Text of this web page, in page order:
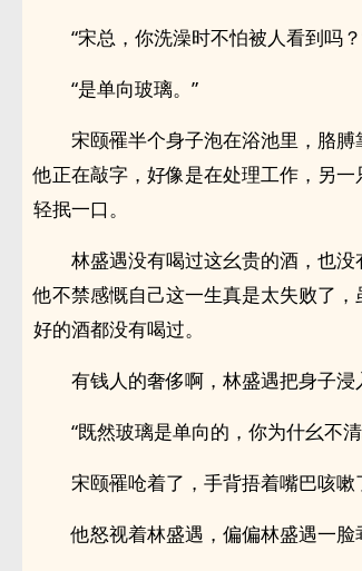
“宋总，你洗澡时不怕被人看到吗？
“是单向玻璃。”
宋颐罹半个身子泡在浴池里，胳
他正在敲字，好像是在处理工作，另
轻抿一口。
林盛遇没有喝过这幺贵的酒，也
他不禁感慨自己这一生真是太失败了
好的酒都没有喝过。
有钱人的奢侈啊，林盛遇把身子浸
“既然玻璃是单向的，你为什幺不
宋颐罹呛着了，手背捂着嘴巴咳嗽
他怒视着林盛遇，偏偏林盛遇一脸